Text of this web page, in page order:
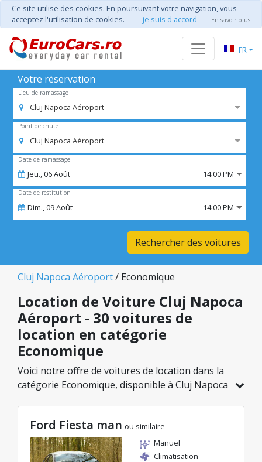
Ce site utilise des cookies. En poursuivant votre navigation, vous
acceptez l'utilisation de cookies.
je suis d'accord En savoir plus
FR
Votre réservation
Lieu de ramassage
Cluj Napoca Aéroport
Point de chute
Cluj Napoca Aéroport
Date de ramassage
Jeu.,06Août 14:00 PM
Date de restitution
Dim.,09Août 14:00 PM
Rechercher des voitures
Cluj Napoca Aéroport/ Economique
Location de Voiture Cluj Napoca
Aéroport - 30 voitures de
location en catégorie
Economique
Voici notre offre de voitures de location dans la
catégorie Economique, disponible à Cluj Napoca
dans la catégorie sélectionnée, avec des tarifs
avantageux débutant à seulement 8€/jour.
Ford Fiesta man ou similaire
Manuel
Climatisation